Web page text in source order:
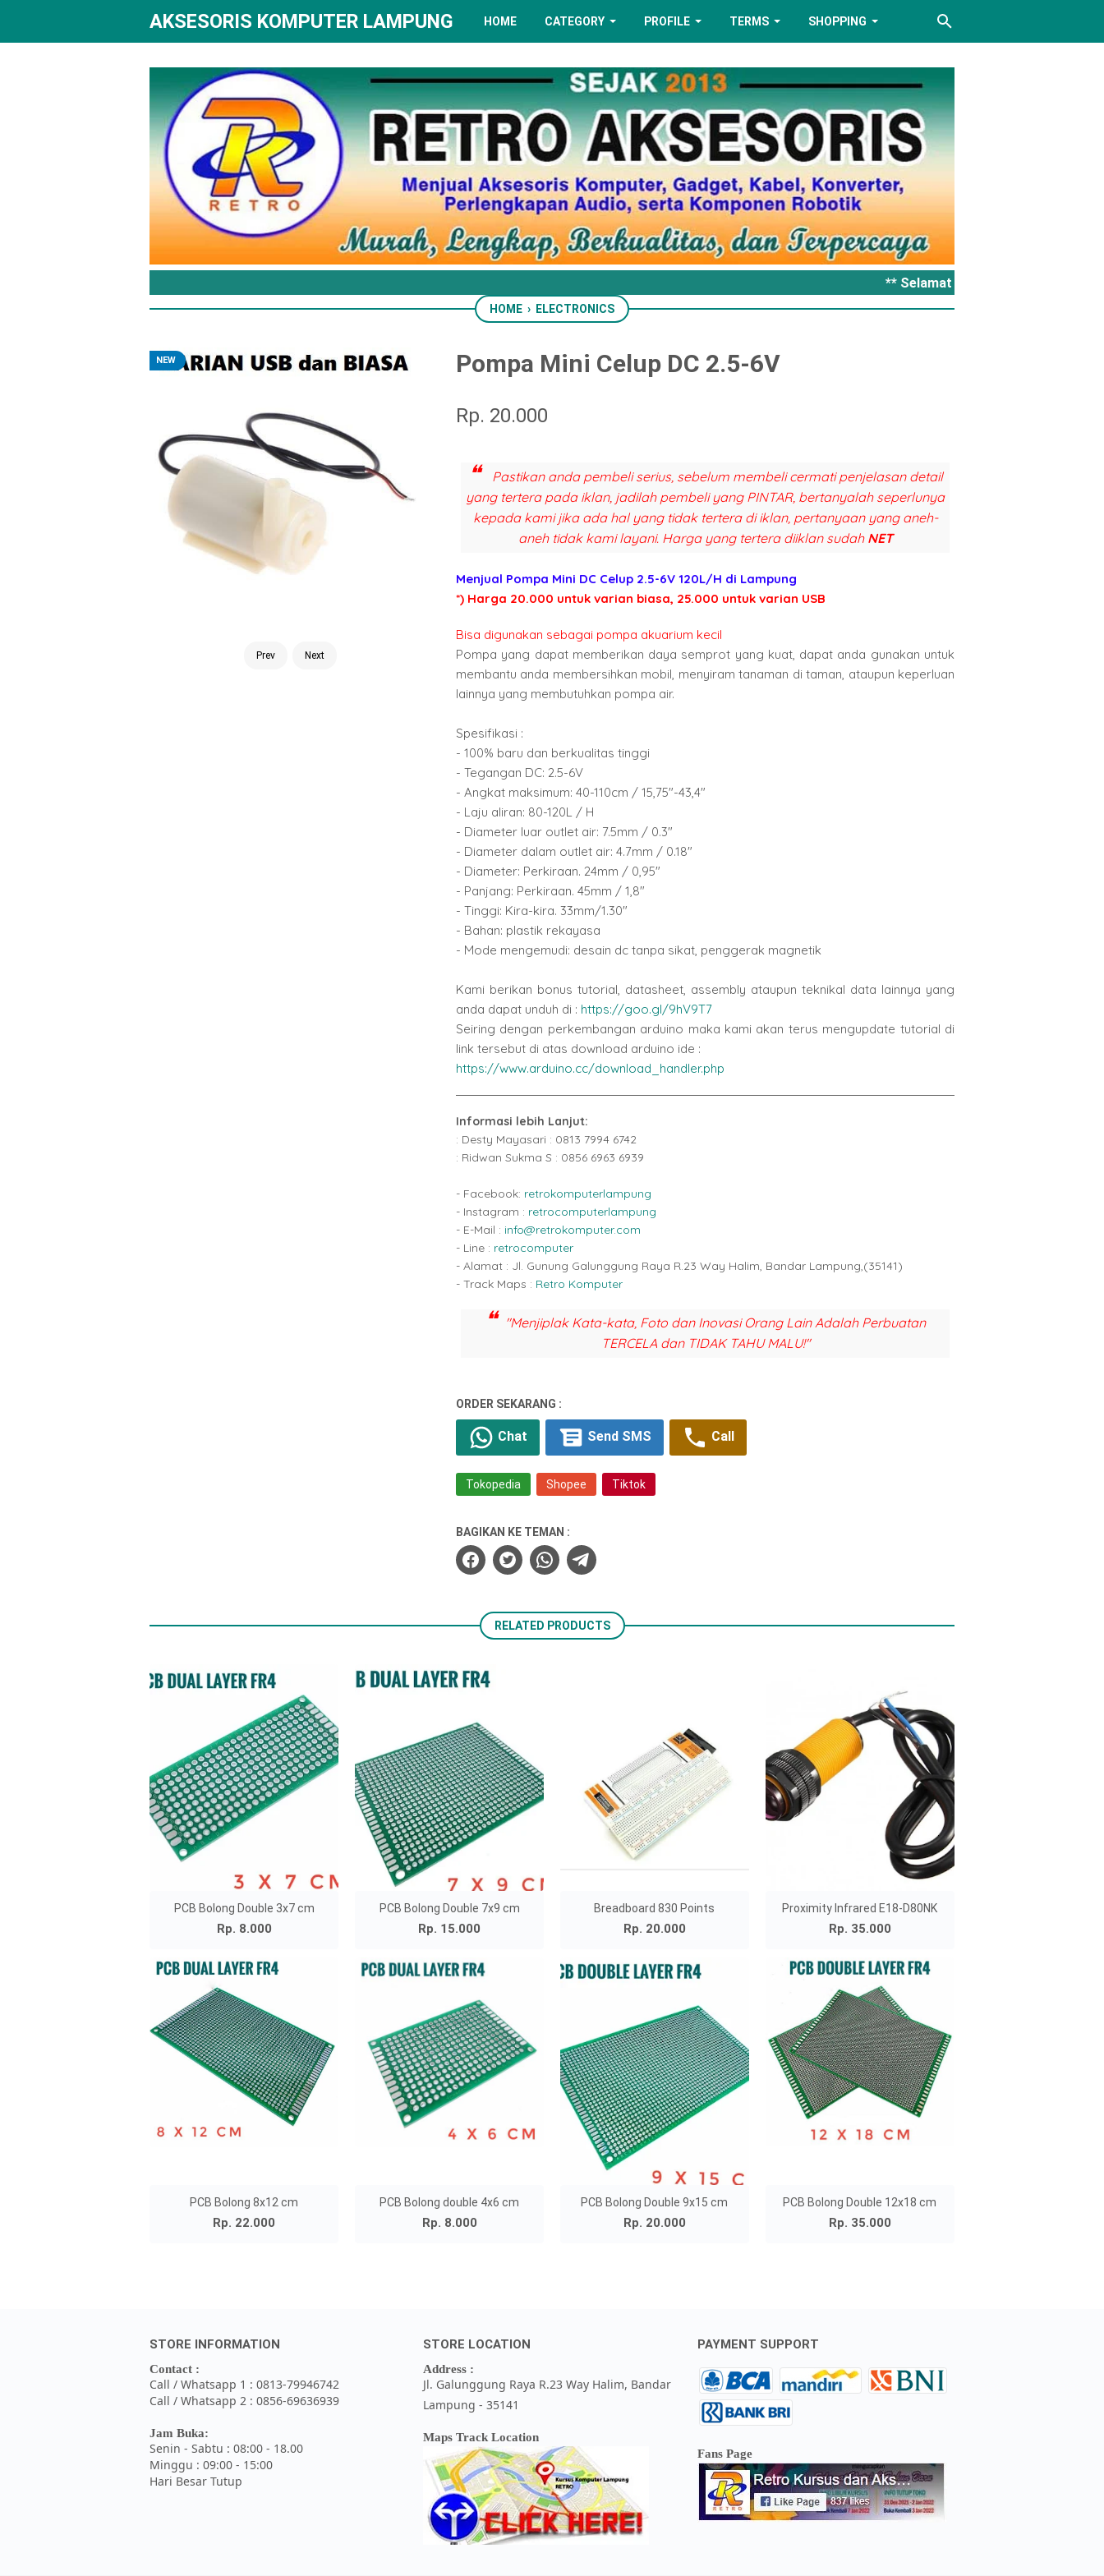
AKSESORIS KOMPUTER LAMPUNG HOME CATEGORY PROFILE TERMS SHOPPING
** Selamat datang di Retro
HOME › ELECTRONICS
Pompa Mini Celup DC 2.5-6V
NEW
Prev Next
Rp. 20.000
Pastikan anda pembeli serius, sebelum membeli cermati penjelasan detail
yang tertera pada iklan, jadilah pembeli yang PINTAR, bertanyalah seperlunya
kepada kami jika ada hal yang tidak tertera di iklan, pertanyaan yang aneh-
aneh tidak kami layani. Harga yang tertera diiklan sudah NET
Menjual Pompa Mini DC Celup 2.5-6V 120L/H di Lampung
*) Harga 20.000 untuk varian biasa, 25.000 untuk varian USB
Bisa digunakan sebagai pompa akuarium kecil
Pompa yang dapat memberikan daya semprot yang kuat, dapat anda gunakan untuk
membantu anda membersihkan mobil, menyiram tanaman di taman, ataupun keperluan
lainnya yang membutuhkan pompa air.
Spesifikasi :
- 100% baru dan berkualitas tinggi
- Tegangan DC: 2.5-6V
- Angkat maksimum: 40-110cm / 15,75"-43,4"
- Laju aliran: 80-120L / H
- Diameter luar outlet air: 7.5mm / 0.3"
- Diameter dalam outlet air: 4.7mm / 0.18"
- Diameter: Perkiraan. 24mm / 0,95"
- Panjang: Perkiraan. 45mm / 1,8"
- Tinggi: Kira-kira. 33mm/1.30"
- Bahan: plastik rekayasa
- Mode mengemudi: desain dc tanpa sikat, penggerak magnetik
Kami berikan bonus tutorial, datasheet, assembly ataupun teknikal data lainnya yang
anda dapat unduh di : https://goo.gl/9hV9T7
Seiring dengan perkembangan arduino maka kami akan terus mengupdate tutorial di
link tersebut di atas download arduino ide :
https://www.arduino.cc/download_handler.php
Informasi lebih Lanjut:
: Desty Mayasari : 0813 7994 6742
: Ridwan Sukma S : 0856 6963 6939
- Facebook: retrokomputerlampung
- Instagram : retrocomputerlampung
- E-Mail : info@retrokomputer.com
- Line : retrocomputer
- Alamat : Jl. Gunung Galunggung Raya R.23 Way Halim, Bandar Lampung,(35141)
- Track Maps : Retro Komputer
"Menjiplak Kata-kata, Foto dan Inovasi Orang Lain Adalah Perbuatan
TERCELA dan TIDAK TAHU MALU!"
ORDER SEKARANG :
Chat Send SMS Call
Tokopedia Shopee Tiktok
BAGIKAN KE TEMAN :
RELATED PRODUCTS
PCB Bolong Double 3x7 cm
Rp. 8.000
PCB Bolong Double 7x9 cm
Rp. 15.000
Breadboard 830 Points
Rp. 20.000
Proximity Infrared E18-D80NK
Rp. 35.000
PCB Bolong 8x12 cm
Rp. 22.000
PCB Bolong double 4x6 cm
Rp. 8.000
PCB Bolong Double 9x15 cm
Rp. 20.000
PCB Bolong Double 12x18 cm
Rp. 35.000
STORE INFORMATION
Contact :
Call / Whatsapp 1 : 0813-79946742
Call / Whatsapp 2 : 0856-69636939
Jam Buka:
Senin - Sabtu : 08:00 - 18.00
Minggu : 09:00 - 15:00
Hari Besar Tutup
STORE LOCATION
Address :
Jl. Galunggung Raya R.23 Way Halim, Bandar
Lampung - 35141
Maps Track Location
PAYMENT SUPPORT
Fans Page